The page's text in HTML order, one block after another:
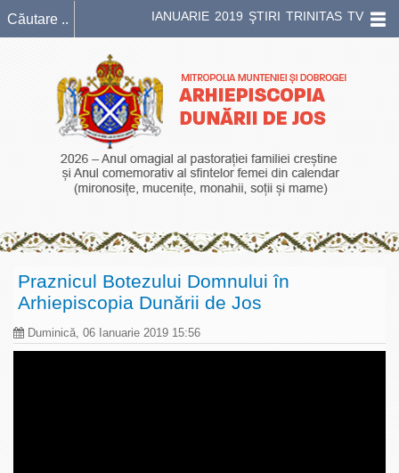
IANUARIE 2019 ŞTIRI TRINITAS TV
Praznicul Botezului Domnului în
Arhiepiscopia Dunării de Jos
Duminică, 06 Ianuarie 2019 15:56